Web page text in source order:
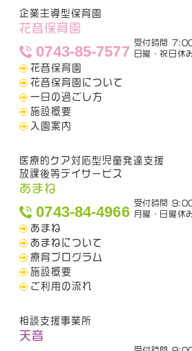
企業主導型保育園
花音保育園
0743-85-7577
受付時間
日曜・祝日休
花音保育園
花音保育園について
一日の過ごし方
施設概要
入園案内
医療的ケア対応型児童発達支援
放課後等デイサービス
あまね
0743-84-4966
受付時間
月曜・日曜休
あまね
あまねについて
療育プログラム
施設概要
ご利用の流れ
相談支援事業所
天音